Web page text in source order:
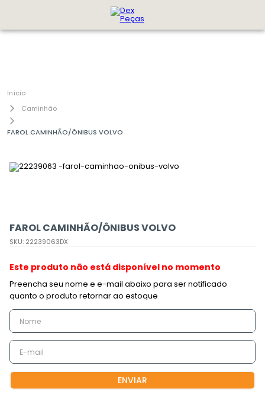
Caminhão
FAROL CAMINHÃO/ÔNIBUS VOLVO
FAROL CAMINHÃO/ÔNIBUS VOLVO
SKU: 22239063DX
Este produto não está disponível no momento
ENVIAR